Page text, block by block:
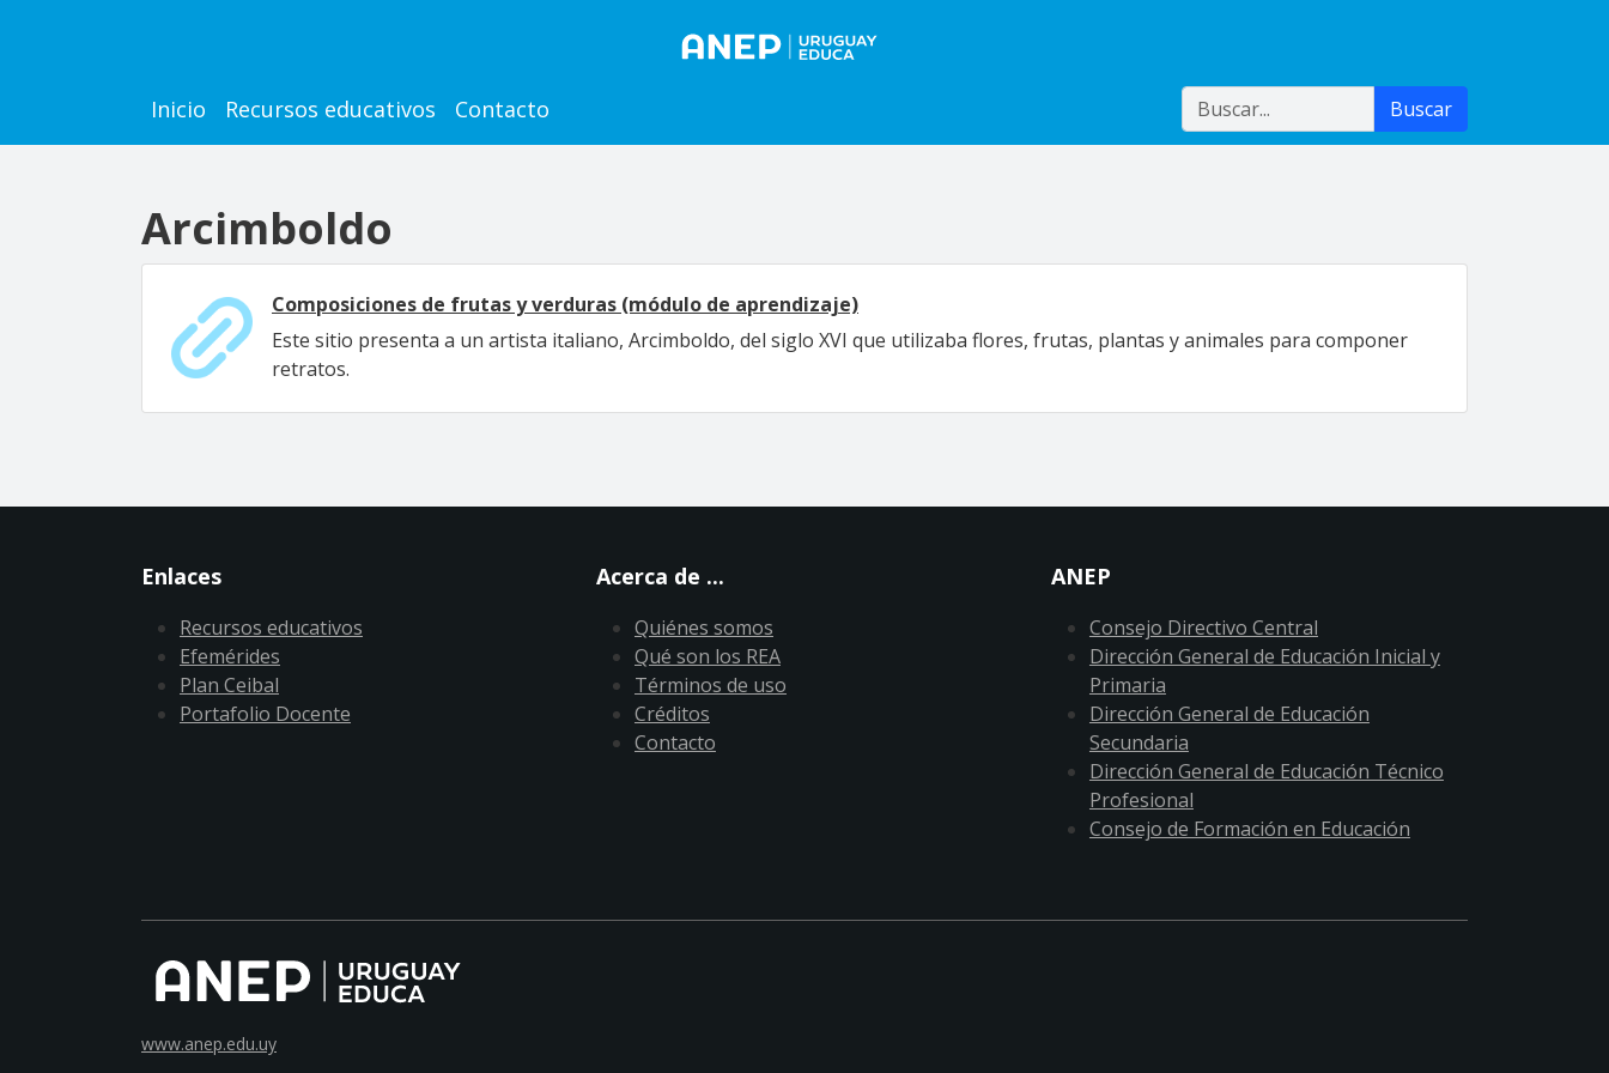
Main navigation
Inicio Recursos educativos Contacto Buscar Buscar
Arcimboldo
Composiciones de frutas y verduras (módulo de aprendizaje)
Este sitio presenta a un artista italiano, Arcimboldo, del siglo XVI que utilizaba flores, frutas, plantas y animales para componer
retratos.
Enlaces
Recursos educativos
Efemérides
Plan Ceibal
Portafolio Docente
Acerca de ...
Quiénes somos
Qué son los REA
Términos de uso
Créditos
Contacto
ANEP
Consejo Directivo Central
Dirección General de Educación Inicial y
Primaria
Dirección General de Educación
Secundaria
Dirección General de Educación Técnico
Profesional
Consejo de Formación en Educación
www.anep.edu.uy